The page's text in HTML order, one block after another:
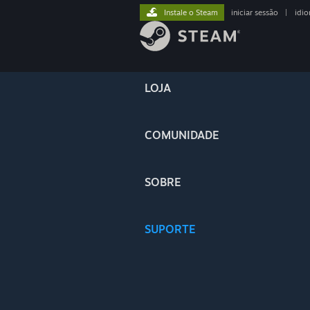
LOJA
COMUNIDADE
SOBRE
SUPORTE
Instale o Steam iniciar sessão